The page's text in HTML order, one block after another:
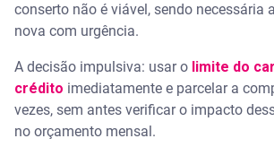
conserto não é viável, sendo necessária
nova com urgência.
A decisão impulsiva: usar o limite do
crédito imediatamente e parcelar a
vezes, sem antes verificar o impacto
no orçamento mensal.